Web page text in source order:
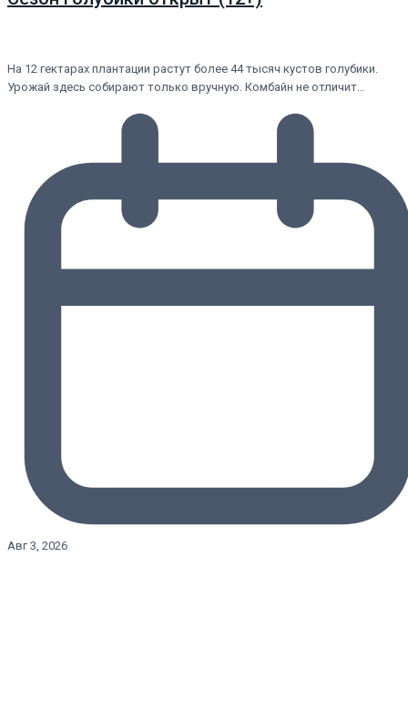
На 12 гектарах плантации растут более 44 тысяч кустов голубики.
Урожай здесь собирают только вручную. Комбайн не отличит…
Авг 3, 2026